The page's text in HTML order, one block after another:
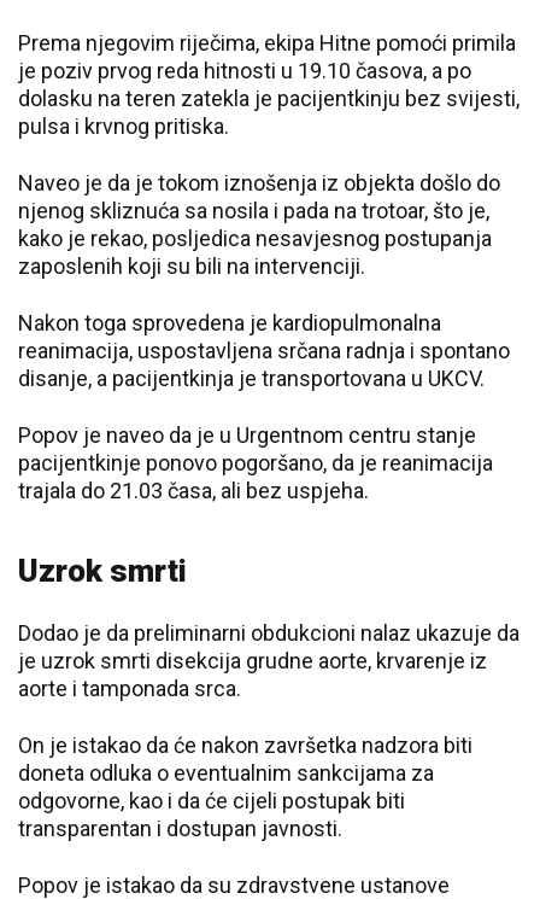
Prema njegovim riječima, ekipa Hitne pomoći primila
je poziv prvog reda hitnosti u 19.10 časova, a po
dolasku na teren zatekla je pacijentkinju bez svijesti,
pulsa i krvnog pritiska.
Naveo je da je tokom iznošenja iz objekta došlo do
njenog skliznuća sa nosila i pada na trotoar, što je,
kako je rekao, posljedica nesavjesnog postupanja
zaposlenih koji su bili na intervenciji.
Nakon toga sprovedena je kardiopulmonalna
reanimacija, uspostavljena srčana radnja i spontano
disanje, a pacijentkinja je transportovana u UKCV.
Popov je naveo da je u Urgentnom centru stanje
pacijentkinje ponovo pogoršano, da je reanimacija
trajala do 21.03 časa, ali bez uspjeha.
Uzrok smrti
Dodao je da preliminarni obdukcioni nalaz ukazuje da
je uzrok smrti disekcija grudne aorte, krvarenje iz
aorte i tamponada srca.
On je istakao da će nakon završetka nadzora biti
doneta odluka o eventualnim sankcijama za
odgovorne, kao i da će cijeli postupak biti
transparentan i dostupan javnosti.
Popov je istakao da su zdravstvene ustanove